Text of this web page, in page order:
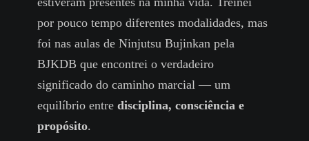
por pouco tempo diferentes modalidades, mas
foi nas aulas de Ninjutsu Bujinkan pela
BJKDB que encontrei o verdadeiro
significado do caminho marcial — um
equilíbrio entredisciplina, consciência e
propósito.